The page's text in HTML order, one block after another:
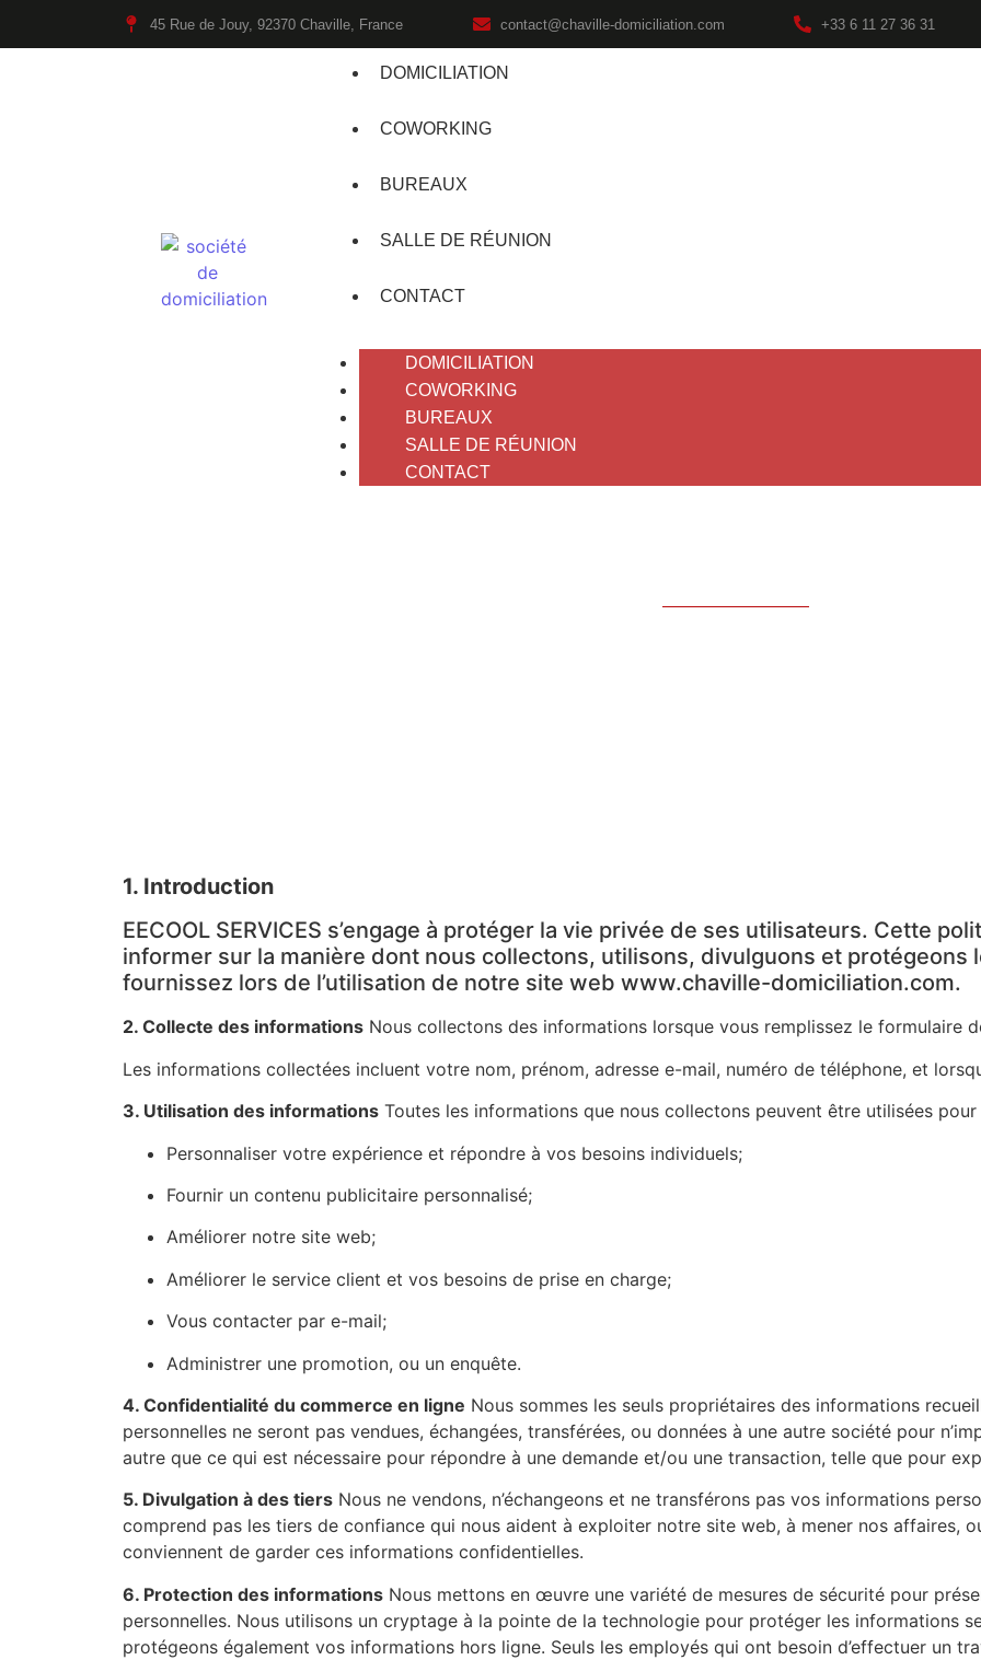
45 Rue de Jouy, 92370 Chaville, France contact@chaville-domiciliation.com +33 6 11 27 36 31
DOMICILIATION
COWORKING
BUREAUX
SALLE DE RÉUNION
CONTACT
DOMICILIATION
COWORKING
BUREAUX
SALLE DE RÉUNION
CONTACT
1. Introduction
EECOOL SERVICES s’engage à protéger la vie privée de ses utilisateurs. Cette
informer sur la manière dont nous collectons, utilisons, divulguons et protégeons
fournissez lors de l’utilisation de notre site web www.chaville-domiciliation.com.
2. Collecte des informations Nous collectons des informations lorsque vous remplissez le formulaire
Les informations collectées incluent votre nom, prénom, adresse e-mail, numéro de téléphone, et
3. Utilisation des informations Toutes les informations que nous collectons peuvent être utilisées pour
Personnaliser votre expérience et répondre à vos besoins individuels;
Fournir un contenu publicitaire personnalisé;
Améliorer notre site web;
Améliorer le service client et vos besoins de prise en charge;
Vous contacter par e-mail;
Administrer une promotion, ou un enquête.
4. Confidentialité du commerce en ligne Nous sommes les seuls propriétaires des informations
personnelles ne seront pas vendues, échangées, transférées, ou données à une autre société pour
autre que ce qui est nécessaire pour répondre à une demande et/ou une transaction, telle que pour
5. Divulgation à des tiers Nous ne vendons, n’échangeons et ne transférons pas vos informations
comprend pas les tiers de confiance qui nous aident à exploiter notre site web, à mener nos affaires,
conviennent de garder ces informations confidentielles.
6. Protection des informations Nous mettons en œuvre une variété de mesures de sécurité pour
personnelles. Nous utilisons un cryptage à la pointe de la technologie pour protéger les informations
protégeons également vos informations hors ligne. Seuls les employés qui ont besoin d’effectuer un